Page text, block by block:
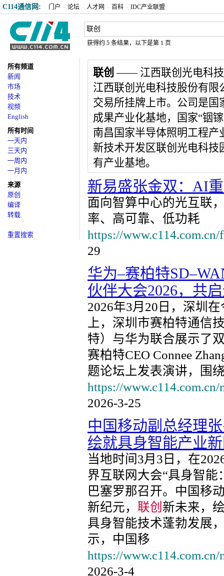
C114通信网: 门户 - 论坛 - 人才网 - 百科 - IDC产业联盟
获得约 5 条结果，以下是第 1 页
所有频道
新闻
市场
技术
视频
English
所有时间
一天内
三天内
一周内
一月内
来源
原创
编译
转载
重置搜索
联创 —— 江西联创光电科技
江西联创光电科技股份有限
交易所挂牌上市。公司是国
成果产业化基地，国家“铟
南昌国家半导体照明工程
新技术开发区联创光电科
有产业基地。
新易盛张金双：AI
面向智算中心的光互联
率、高可靠、低功耗
https://
29
华为–赛柏特
伙伴大会2026，共
2026年3月20日，深圳
上，深圳市赛柏特通信
特）与华为联合展示了
赛柏特CEO Connee
题论坛上发表演讲，围
https://
2026-3-25
中国移动副总经理
绘就具身智能产业
当地时间3月3日，在
界互联网大会“具身智
巴塞罗那召开。中国移
新纪元， 联创 新未来，
具身智能技术蓬勃发展
示，中国移
https://
2026-3-4